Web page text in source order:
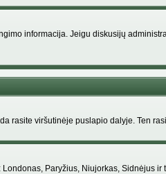
informacija. Jeigu diskusijų
rasite viršutinėje puslapio dalyje. Ten
Paryžius, Niujorkas, Sidnėjus ir